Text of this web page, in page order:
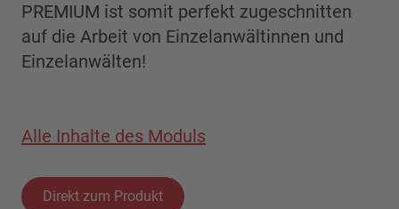
PREMIUM ist somit perfekt zugeschnitten
auf die Arbeit von Einzelanwältinnen und
Einzelanwälten!
Alle Inhalte des Moduls
Direkt zum Produkt